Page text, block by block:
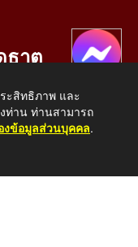
ธาตุ
042-414759
ะสิทธิภาพ และ
ท่าน ท่านสามารถ
งข้อมูลส่วนบุคคล.